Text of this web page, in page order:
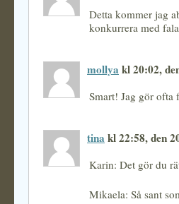
Detta kommer jag
konkurrera med
mollya kl 20:02,
Smart! Jag gör ofta
tina kl 22:58, den
Karin: Det gör du
Mikaela: Så sant